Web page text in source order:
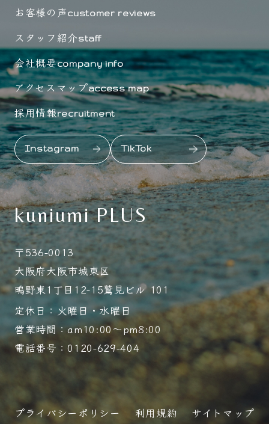
お客様の声customer reviews
スタッフ紹介staff
会社概要company info
アクセスマップaccess map
採用情報recruitment
Instagram TikTok
kuniumi PLUS
〒536-0013
大阪府大阪市城東区
鴫野東1丁目12-15鷲見ビル 101
定休日：火曜日・水曜日
営業時間：am10:00～pm8:00
電話番号：0120-629-404
プライバシーポリシー 利用規約 サイトマップ